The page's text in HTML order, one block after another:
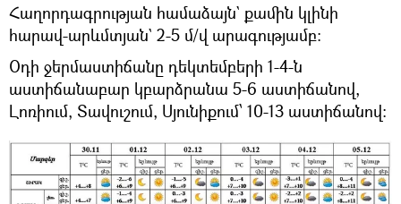
Հաղորդագրության համաձայն` քամին կլինի
հարավ-արևմտյան` 2-5 մ/վ արագությամբ:
Օդի ջերմաստիճանը դեկտեմբերի 1-4-ն
աստիճանաբար կբարձրանա 5-6 աստիճանով,
Լոռիում, Տավուշում, Սյունիքում՝ 10-13 աստիճանով։